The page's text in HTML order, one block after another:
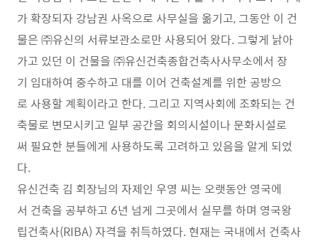
가 확장되자 강남권 사옥으로 사무실을 옮기고, 그동안 이 건
물은 ㈜유신의 서류보관소로만 사용되어 왔다. 그렇게 낡아
가고 있던 이 건물을 ㈜유신건축종합건축사사무소에서 장
기 임대하여 중수하고 대를 이어 건축설계를 위한 공방으
로 사용할 계획이라고 한다. 그리고 지역사회에 조화되는 건
축물로 변모시키고 일부 공간을 회의시설이나 문화시설로
써 필요한 분들에게 사용하도록 고려하고 있음을 알게 되었
다.
유신건축 김 회장님의 자제인 우영 씨는 오랫동안 영국에
서 건축을 공부하고 6년 넘게 그곳에서 실무를 하며 영국왕
립건축사(RIBA) 자격을 취득하였다. 현재는 국내에서 건축사